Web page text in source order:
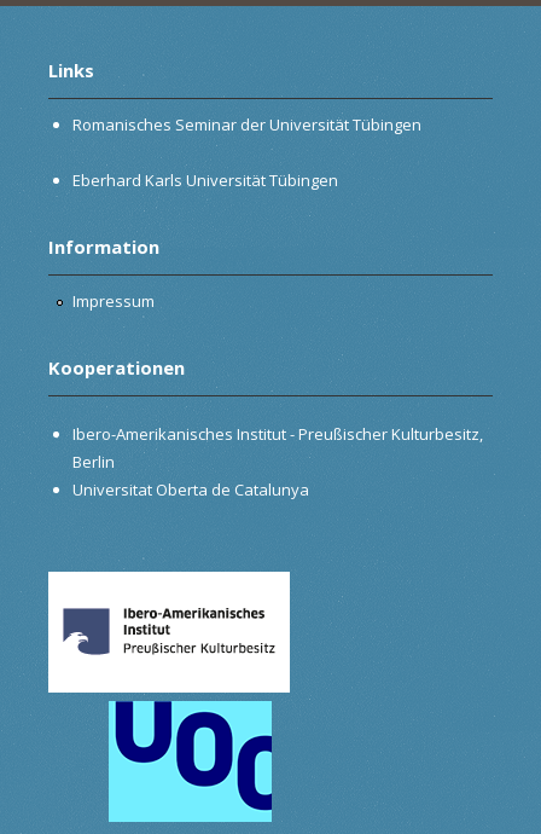
Links
Romanisches Seminar der Universität Tübingen
Eberhard Karls Universität Tübingen
Information
Impressum
Kooperationen
Ibero-Amerikanisches Institut - Preußischer Kulturbesitz,
Berlin
Universitat Oberta de Catalunya